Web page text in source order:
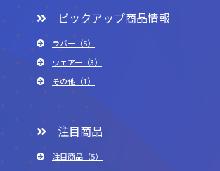
ピックアップ商品情報
ラバー（5）
ウェアー（3）
その他（1）
注目商品
注目商品（5）